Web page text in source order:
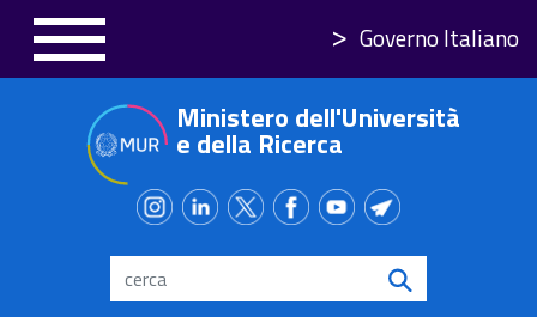
principale
Governo Italiano
Ministero dell'Università
e della Ricerca
Search